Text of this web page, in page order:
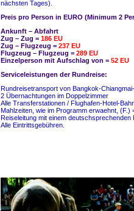
nächsten Tages).
Preis pro Person in EURO (Minimum 2
Ankunft – Abfahrt
Zug – Zug = 186 EU
Zug – Flugzeug = 237 EU
Flugzeug – Flugzeug = 289 EU
Einzelperson mit Aufschlag von = 52 EU
Serviceleistungen der Rundreise:
Rundreisetransport von Bangkok-
2 Übernachtungen im Doppelzimmer
Alle Transferstationen / Flughafen-Hotel-
Mahlzeiten, wie im Programm erwaehnt,
Reiseleitung mit einem deutschsprechenden
Alle Eintrittsgebühren.